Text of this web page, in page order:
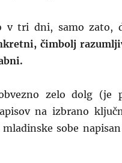
v tri dni, samo zato,
čimbolj
zelo dolg (je
na izbrano
sobe